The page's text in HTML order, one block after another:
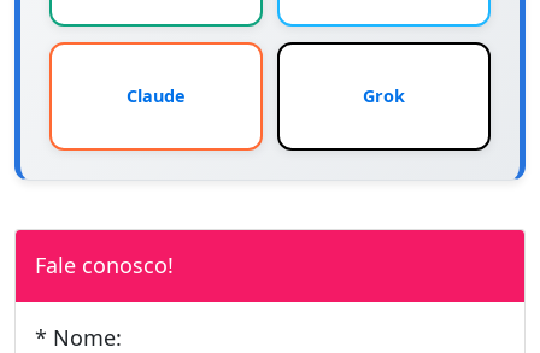
Claude Grok
Fale conosco!
* Nome: